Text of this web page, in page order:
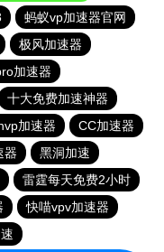
蚂蚁vp加速器官网
极风加速器
加速器
十大免费加速神器
加速器
CC加速器
器
黑洞加速
雷霆每天免费2小时
快喵vpv加速器